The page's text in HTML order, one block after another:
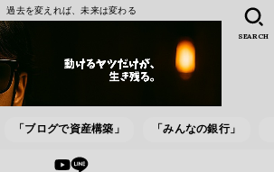
過去を変えれば、未来は変わる
「ブログで資産構築」 「みんなの銀行」
SEARCH